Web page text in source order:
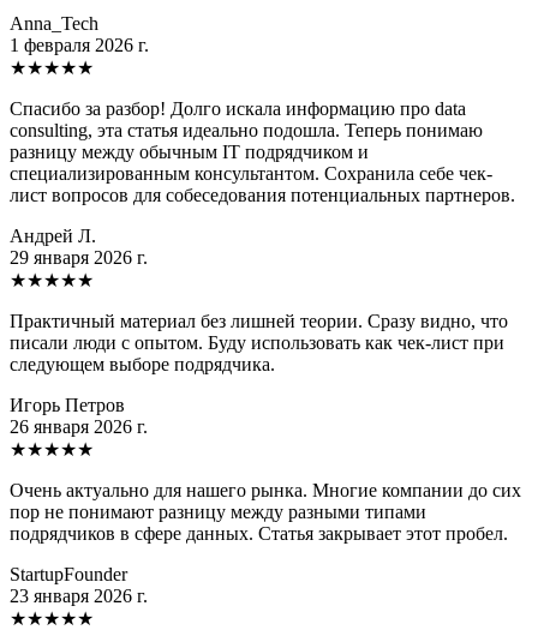
Anna_Tech
1 февраля 2026 г.
★★★★★
Спасибо за разбор! Долго искала информацию про data
consulting, эта статья идеально подошла. Теперь понимаю
разницу между обычным IT подрядчиком и
специализированным консультантом. Сохранила себе чек-
лист вопросов для собеседования потенциальных партнеров.
Андрей Л.
29 января 2026 г.
★★★★★
Практичный материал без лишней теории. Сразу видно, что
писали люди с опытом. Буду использовать как чек-лист при
следующем выборе подрядчика.
Игорь Петров
26 января 2026 г.
★★★★★
Очень актуально для нашего рынка. Многие компании до сих
пор не понимают разницу между разными типами
подрядчиков в сфере данных. Статья закрывает этот пробел.
StartupFounder
23 января 2026 г.
★★★★★